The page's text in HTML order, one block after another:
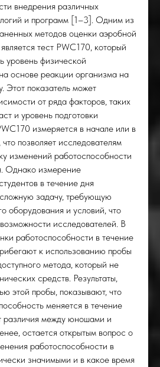
внедрения различных
и программ [1–3]. Одним из
методов оценки аэробной
тест PWC170, который
уровень физической
основе реакции организма на
Этот показатель может
от ряда факторов, таких
и уровень подготовки
измеряется в начале или в
позволяет исследователям
изменений работоспособности
Однако измерение
в течение дня
задачу, требующую
оборудования и условий, что
исследователей. В
работоспособности в течение
к использованию пробы
метода, который не
средств. Результаты,
этой пробы, показывают, что
меняется в течение
различия между юношами и
остается открытым вопрос о
работоспособности в
значимыми и в какое время